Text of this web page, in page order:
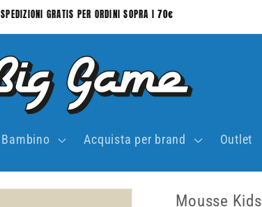
SPEDIZIONI GRATIS PER ORDINI SOPRA I 70€
Bambino Acquista per brand Outlet
Mousse Kids